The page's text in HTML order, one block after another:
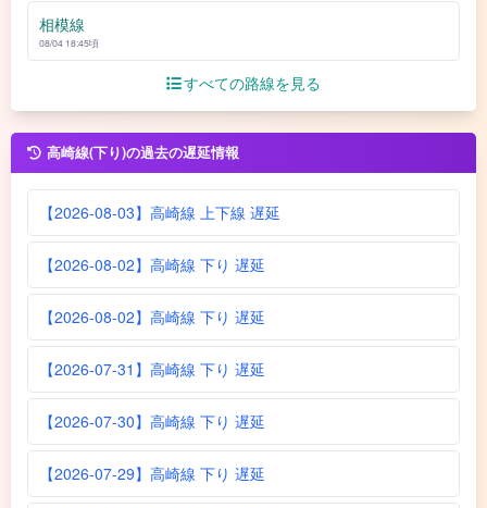
相模線
08/04 18:45頃
すべての路線を見る
高崎線(下り)の過去の遅延情報
【2026-08-03】高崎線 上下線 遅延
【2026-08-02】高崎線 下り 遅延
【2026-08-02】高崎線 下り 遅延
【2026-07-31】高崎線 下り 遅延
【2026-07-30】高崎線 下り 遅延
【2026-07-29】高崎線 下り 遅延